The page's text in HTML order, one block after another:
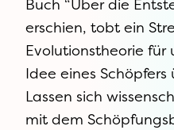
Buch “Über die
erschien, tobt ein
Evolutionstheorie für
Idee eines
Lassen sich
mit dem